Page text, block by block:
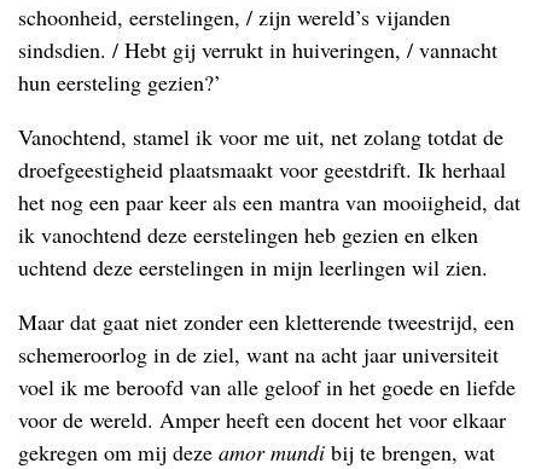
schoonheid, eerstelingen, / zijn wereld’s vijanden
sindsdien. / Hebt gij verrukt in huiveringen, / vannacht
hun eersteling gezien?’
Vanochtend, stamel ik voor me uit, net zolang totdat de
droefgeestigheid plaatsmaakt voor geestdrift. Ik herhaal
het nog een paar keer als een mantra van mooiigheid, dat
ik vanochtend deze eerstelingen heb gezien en elken
uchtend deze eerstelingen in mijn leerlingen wil zien.
Maar dat gaat niet zonder een kletterende tweestrijd, een
schemeroorlog in de ziel, want na acht jaar universiteit
voel ik me beroofd van alle geloof in het goede en liefde
voor de wereld. Amper heeft een docent het voor elkaar
gekregen om mij deze amor mundi bij te brengen, wat